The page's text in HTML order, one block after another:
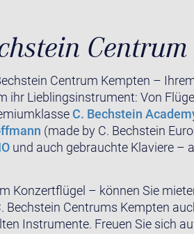
Centrum Kempten –
ihr Lieblingsinstrument: Von
C. Bechstein
(made by C. Bechstein
und auch gebrauchte Klaviere –
Konzertflügel – können Sie
Centrums Kempten
Instrumente. Freuen Sie sich